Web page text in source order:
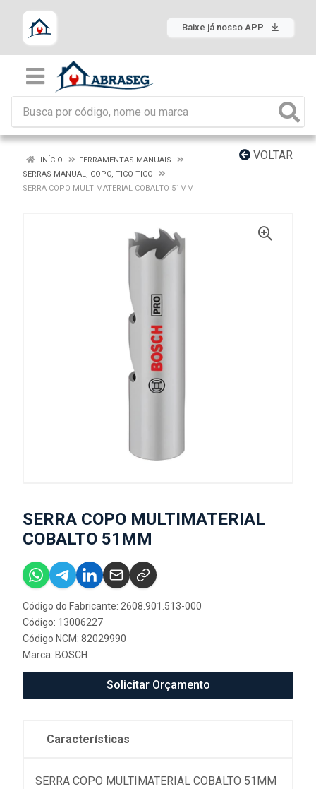
Baixe já nosso APP
VOLTAR
INÍCIO
FERRAMENTAS MANUAIS
SERRAS MANUAL, COPO, TICO-TICO
SERRA COPO MULTIMATERIAL COBALTO 51MM
SERRA COPO MULTIMATERIAL
COBALTO 51MM
Código do Fabricante: 2608.901.513-000
Código: 13006227
Código NCM: 82029990
Marca: BOSCH
Solicitar Orçamento
Características
SERRA COPO MULTIMATERIAL COBALTO 51MM